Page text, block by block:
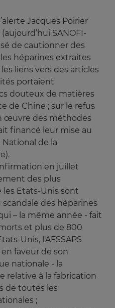
Jacques Poirier
SANOFI-
de cautionner des
héparines extraites
liens vers des articles
portaient
douteux de matières
de Chine ; sur le refus
œuvre des méthodes
financé leur mise au
de la
en juillet
des plus
Etats-Unis sont
des héparines
– la même année - fait
et plus de 800
Unis, l’AFSSAPS
en faveur de son
nationale - la
relative à la fabrication
de toutes les
;